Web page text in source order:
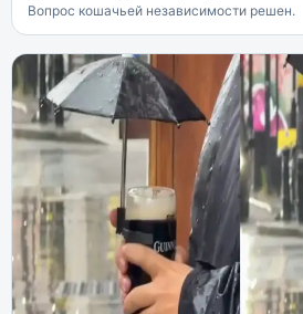
Вопрос кошачьей независимости решен.